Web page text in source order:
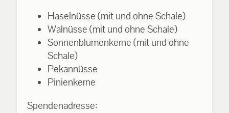
Haselnüsse (mit und ohne Schale)
Walnüsse (mit und ohne Schale)
Sonnenblumenkerne (mit und ohne
Schale)
Pekannüsse
Pinienkerne
Spendenadresse: